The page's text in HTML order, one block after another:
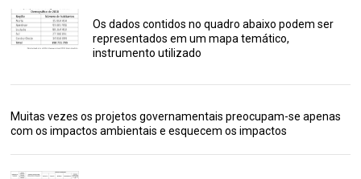
Os dados contidos no quadro abaixo podem ser
representados em um mapa temático,
instrumento utilizado
Muitas vezes os projetos governamentais preocupam-se apenas
com os impactos ambientais e esquecem os impactos